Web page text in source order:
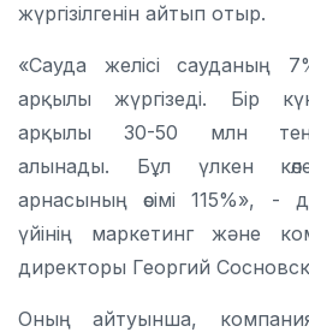
жүргізілгенін айтып отыр.
«Сауда желісі сауданың
арқылы жүргізеді. Бір
арқылы 30-50 млн
алынады. Бұл үлкен
арнасының өсімі 115%», -
үйінің маркетинг және
директоры Георгий
Оның айтуынша, компания